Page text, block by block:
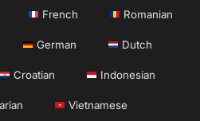
French Romanian
German Dutch
Croatian Indonesian
Vietnamese